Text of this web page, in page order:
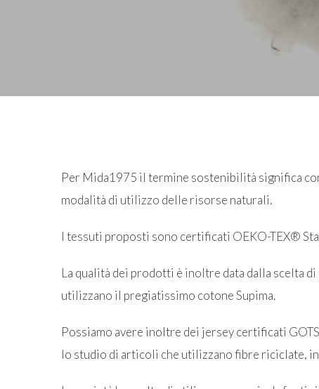
Per Mida1975 il termine sostenibilità significa
modalità di utilizzo delle risorse naturali.
I tessuti proposti sono certificati OEKO-TEX®
La qualità dei prodotti è inoltre data dalla scelta
utilizzano il pregiatissimo cotone Supima.
Possiamo avere inoltre dei jersey certificati
lo studio di articoli che utilizzano fibre riciclate,